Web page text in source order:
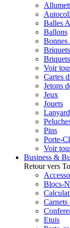
Balles
Ballons
Bonnes
Briquets
Voir
Cartes
Jetons
Jeux
Jouets
Pins
Porte-
Voir
Business &
Retour vers
Blocs-
Carnets
Etuis